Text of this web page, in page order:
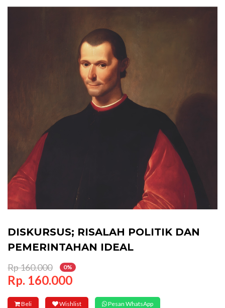
DISKURSUS; RISALAH POLITIK DAN
PEMERINTAHAN IDEAL
Rp 160.000 0%
Rp. 160.000
Beli Wishlist Pesan WhatsApp